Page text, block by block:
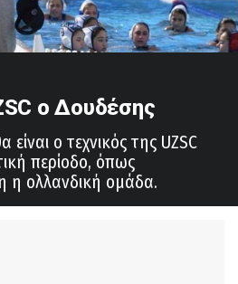
o Δουδέσης
ο τεχνικός της UZSC
περίοδο, όπως
η ολλανδική ομάδα.